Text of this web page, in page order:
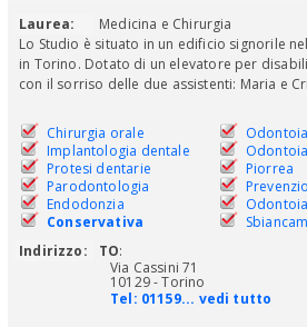
Laurea:
Medicina e Chirurgia
Lo Studio è situato in un edificio signorile
in Torino. Dotato di un elevatore per
con il sorriso delle due assistenti: Maria e
Chirurgia orale
Implantologia dentale
Protesi dentarie
Parodontologia
Endodonzia
Conservativa
Piorrea
Indirizzo:
TO:
Via Cassini 71
10129 - Torino
Tel: 01159... vedi tutto